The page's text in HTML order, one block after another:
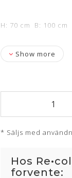
H: 70 cm B: 100 cm
Show more
* Säljs med
Hos
forvente: